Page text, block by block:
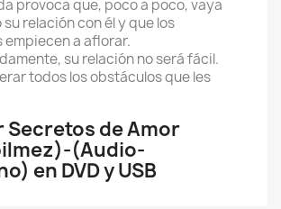
provoca que, poco a poco, vaya
relación con él y que los
a aflorar.
su relación no será fácil.
todos los obstáculos que les
Secretos de Amor
(Audio-
en DVD y USB